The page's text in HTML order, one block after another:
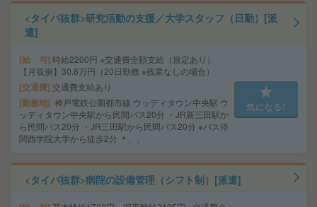
<タイパ抜群>研究活動の支援／大学スタッフ（日勤）[派
遣]
給 与 時給2200円 ※交通費全額支給（規定あり）
【月収例】30.8万円（20日勤務 ※残業なしの場合）
交通費 交通費支給あり
勤務地 神戸電鉄公園都市線 ウッディタウン中央駅 ウ
ッディタウン中央駅から民間バス20分 ・JR新三田駅か
ら民間バス20分 ・JR三田駅から民間バス20分 ※バス停
関西学院大学から徒歩2分 ＊、、
気になる!
<タイパ抜群>病院の設備管理（シフト制）[派遣]